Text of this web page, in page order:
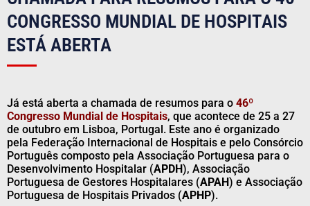
CONGRESSO MUNDIAL DE HOSPITAIS
ESTÁ ABERTA
Já está aberta a chamada de resumos para o 46º
Congresso Mundial de Hospitais, que acontece de 25 a 27
de outubro em Lisboa, Portugal. Este ano é organizado
pela Federação Internacional de Hospitais e pelo Consórcio
Português composto pela Associação Portuguesa para o
Desenvolvimento Hospitalar (APDH), Associação
Portuguesa de Gestores Hospitalares (APAH) e Associação
Portuguesa de Hospitais Privados (APHP).